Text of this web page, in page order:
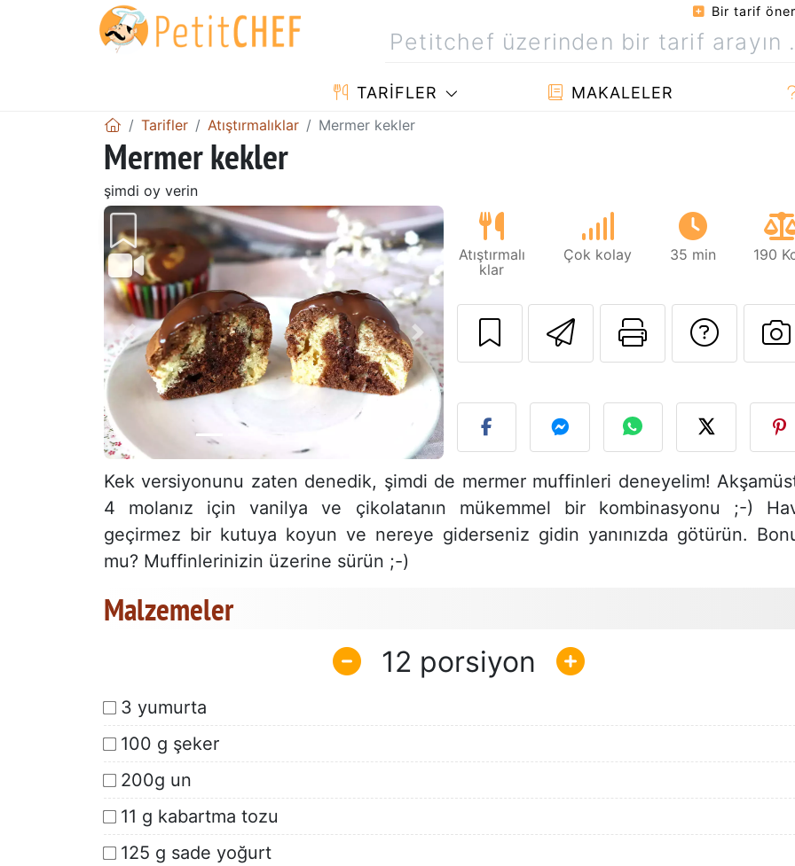
Bir tarif
TARIFLER MAKALELER
Tarifler Atıştırmalıklar Mermer kekler
Mermer kekler
şimdi oy verin
Önceki Sonraki
Atıştırmalı
klar
Çok kolay 35 min 190
Arkadaşına
Bu
Kek versiyonunu zaten denedik, şimdi de mermer muffinleri deneyelim!
4 molanız için vanilya ve çikolatanın mükemmel bir kombinasyonu ;-)
geçirmez bir kutuya koyun ve nereye giderseniz gidin yanınızda götürün.
mu? Muffinlerinizin üzerine sürün ;-)
Malzemeler
12
3 yumurta
100 g şeker
200g un
11 g kabartma tozu
125 g sade yoğurt